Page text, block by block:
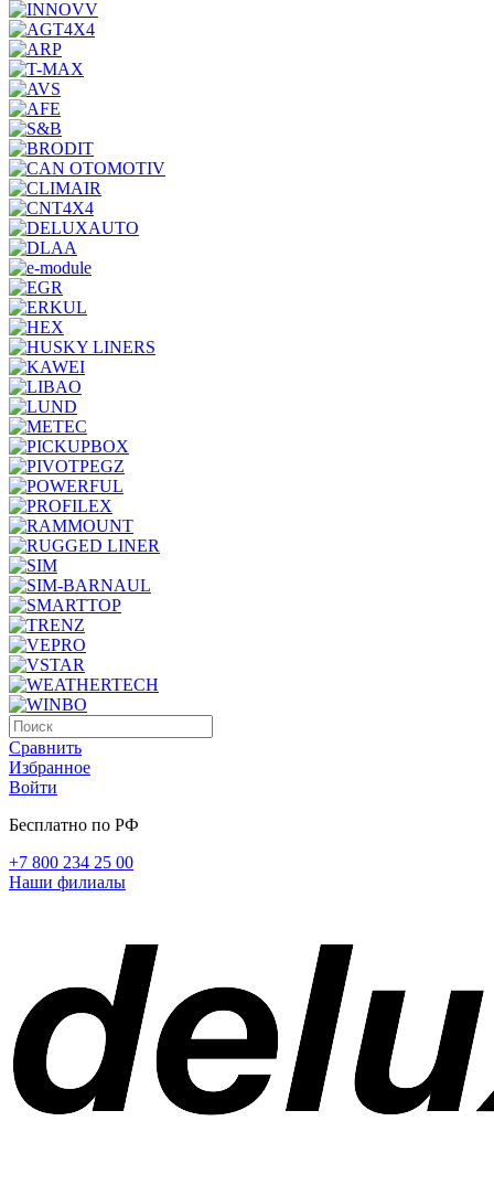
Сравнить
Избранное
Войти
Бесплатно по РФ
+7 800 234 25 00
Наши филиалы